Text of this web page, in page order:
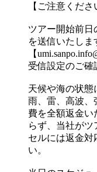
【ご注意くださ
ツアー開始前日
を送信いたしま
【
受信設定のご確
天候や海の状態
雨、雷、高波、
費を全額返金い
らず、当社が
セルには返金対
い。